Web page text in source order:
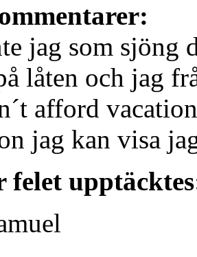
jag som sjöng
låten och jag
afford
jag kan visa
felet